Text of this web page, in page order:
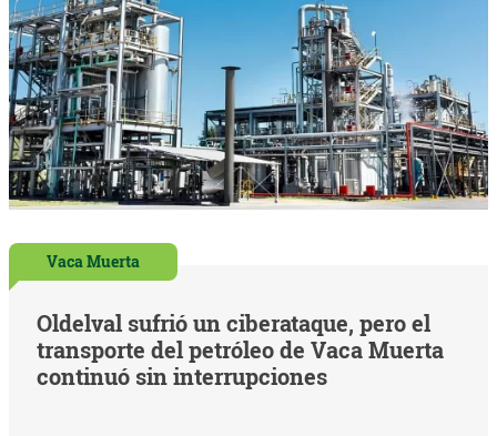
Vaca Muerta
Oldelval sufrió un ciberataque, pero el
transporte del petróleo de Vaca Muerta
continuó sin interrupciones